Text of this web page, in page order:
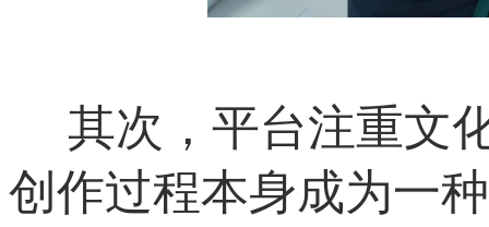
其次，平台注重文
创作过程本身成为一